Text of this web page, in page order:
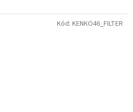
Kód: KENKO46_FILTER